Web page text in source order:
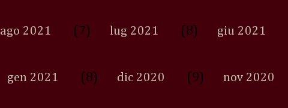
ago 2021 (7) lug 2021 (8) giu 2021
gen 2021 (8) dic 2020 (9) nov 2020